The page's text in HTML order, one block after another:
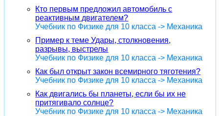
Кто первым предложил автомобиль с
реактивным двигателем?
Учебник по Физике для 10 класса -> Механика
Пример к теме Удары, столкновения,
разрывы, выстрелы
Учебник по Физике для 10 класса -> Механика
Как был открыт закон всемирного тяготения?
Учебник по Физике для 10 класса -> Механика
Как двигались бы планеты, если бы их не
притягивало солнце?
Учебник по Физике для 10 класса -> Механика